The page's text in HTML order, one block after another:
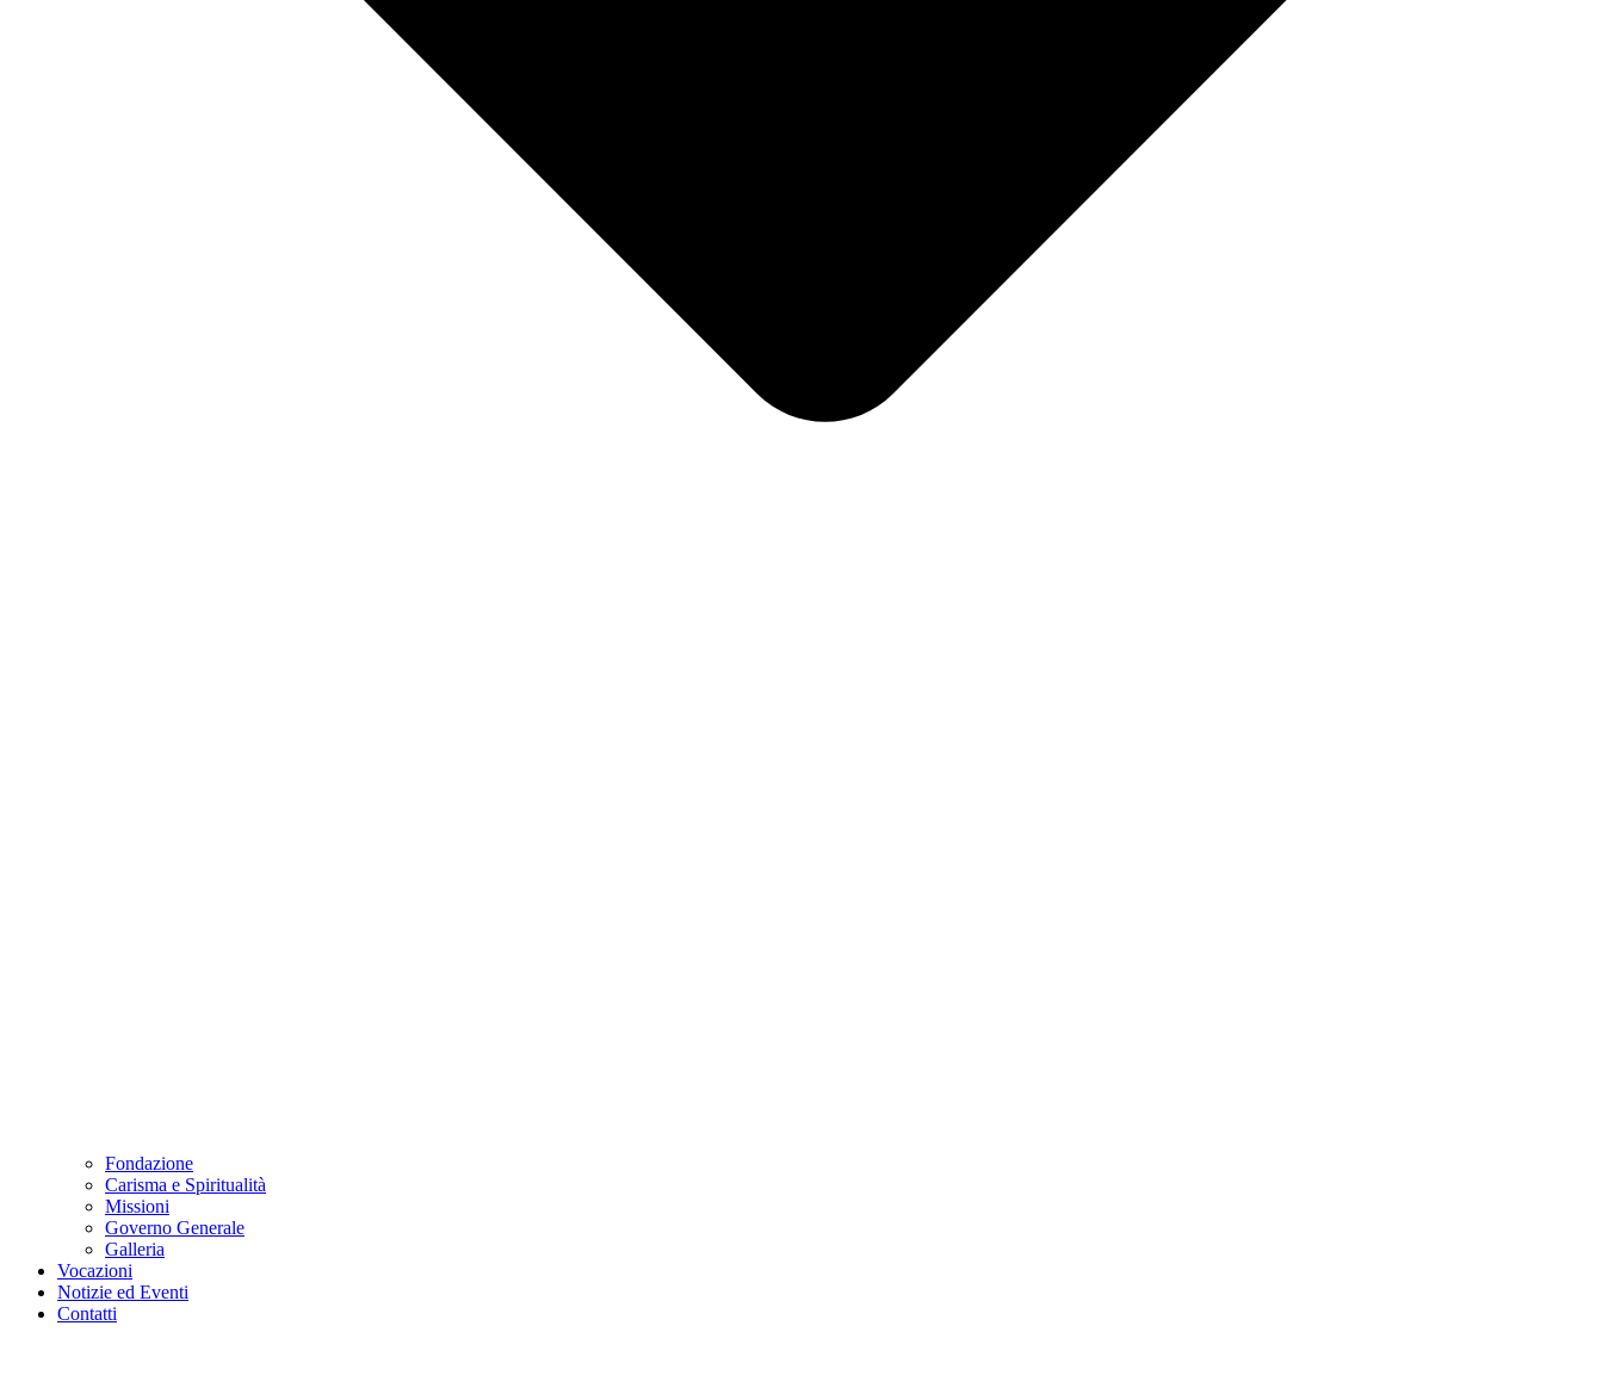
Fondazione
Carisma e Spiritualità
Missioni
Governo Generale
Galleria
Vocazioni
Notizie ed Eventi
Contatti